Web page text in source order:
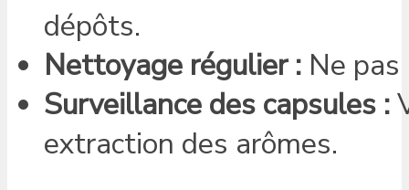
dépôts.
Nettoyage régulier : Ne
Surveillance des capsules :
extraction des arômes.